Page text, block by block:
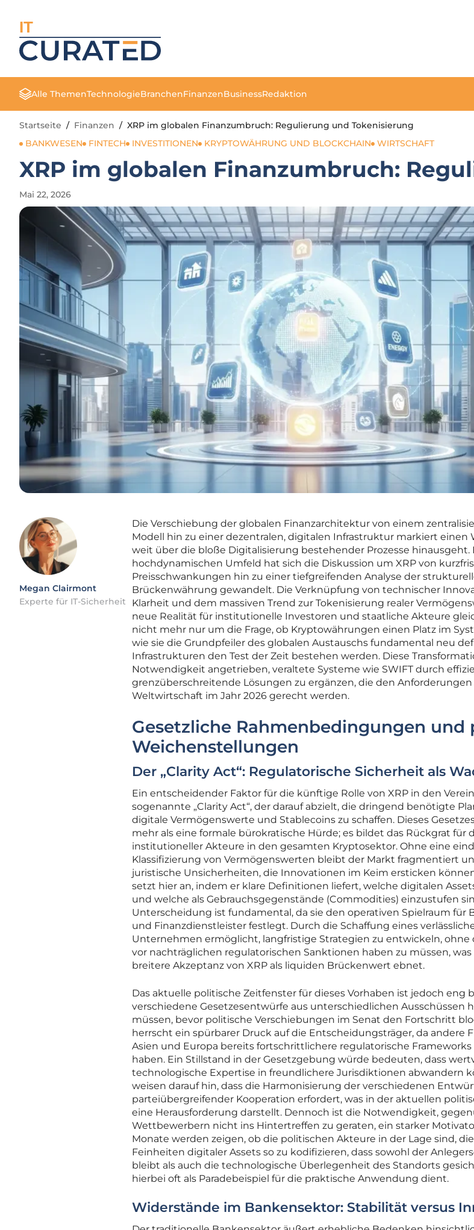
IT
Alle ThemenTechnologieBranchenFinanzenBusinessRedaktion
Startseite / Finanzen / XRP im globalen Finanzumbruch: Regulierung und Tokenisierung
BANKWESEN
FINTECH INVESTITIONEN KRYPTOWÄHRUNG UND BLOCKCHAIN WIRTSCHAFT
XRP im globalen Finanzumbruch:
Mai 22, 2026
Megan Clairmont
Experte für IT-Sicherheit
Die Verschiebung der globalen Finanzarchitektur von einem
Modell hin zu einer dezentralen, digitalen Infrastruktur markiert einen
weit über die bloße Digitalisierung bestehender Prozesse hinausgeht.
hochdynamischen Umfeld hat sich die Diskussion um XRP von
Preisschwankungen hin zu einer tiefgreifenden Analyse der
Brückenwährung gewandelt. Die Verknüpfung von technischer
Klarheit und dem massiven Trend zur Tokenisierung realer
neue Realität für institutionelle Investoren und staatliche Akteure
nicht mehr nur um die Frage, ob Kryptowährungen einen Platz im
wie sie die Grundpfeiler des globalen Austauschs fundamental neu
Infrastrukturen den Test der Zeit bestehen werden. Diese
Notwendigkeit angetrieben, veraltete Systeme wie SWIFT durch
grenzüberschreitende Lösungen zu ergänzen, die den
Weltwirtschaft im Jahr 2026 gerecht werden.
Gesetzliche Rahmenbedingungen und
Weichenstellungen
Der „Clarity Act“: Regulatorische Sicherheit als
Ein entscheidender Faktor für die künftige Rolle von XRP in den
sogenannte „Clarity Act“, der darauf abzielt, die dringend benötigte
digitale Vermögenswerte und Stablecoins zu schaffen. Dieses
mehr als eine formale bürokratische Hürde; es bildet das Rückgrat für
institutioneller Akteure in den gesamten Kryptosektor. Ohne eine
Klassifizierung von Vermögenswerten bleibt der Markt fragmentiert
juristische Unsicherheiten, die Innovationen im Keim ersticken
setzt hier an, indem er klare Definitionen liefert, welche digitalen
und welche als Gebrauchsgegenstände (Commodities) einzustufen
Unterscheidung ist fundamental, da sie den operativen Spielraum für
und Finanzdienstleister festlegt. Durch die Schaffung eines
Unternehmen ermöglicht, langfristige Strategien zu entwickeln, ohne
vor nachträglichen regulatorischen Sanktionen haben zu müssen,
breitere Akzeptanz von XRP als liquiden Brückenwert ebnet.
Das aktuelle politische Zeitfenster für dieses Vorhaben ist jedoch eng
verschiedene Gesetzesentwürfe aus unterschiedlichen Ausschüssen
müssen, bevor politische Verschiebungen im Senat den Fortschritt
herrscht ein spürbarer Druck auf die Entscheidungsträger, da andere
Asien und Europa bereits fortschrittlichere regulatorische
haben. Ein Stillstand in der Gesetzgebung würde bedeuten, dass
technologische Expertise in freundlichere Jurisdiktionen abwandern
weisen darauf hin, dass die Harmonisierung der verschiedenen
parteiübergreifender Kooperation erfordert, was in der aktuellen
eine Herausforderung darstellt. Dennoch ist die Notwendigkeit,
Wettbewerbern nicht ins Hintertreffen zu geraten, ein starker
Monate werden zeigen, ob die politischen Akteure in der Lage sind,
Feinheiten digitaler Assets so zu kodifizieren, dass sowohl der
bleibt als auch die technologische Überlegenheit des Standorts
hierbei oft als Paradebeispiel für die praktische Anwendung dient.
Widerstände im Bankensektor: Stabilität versus